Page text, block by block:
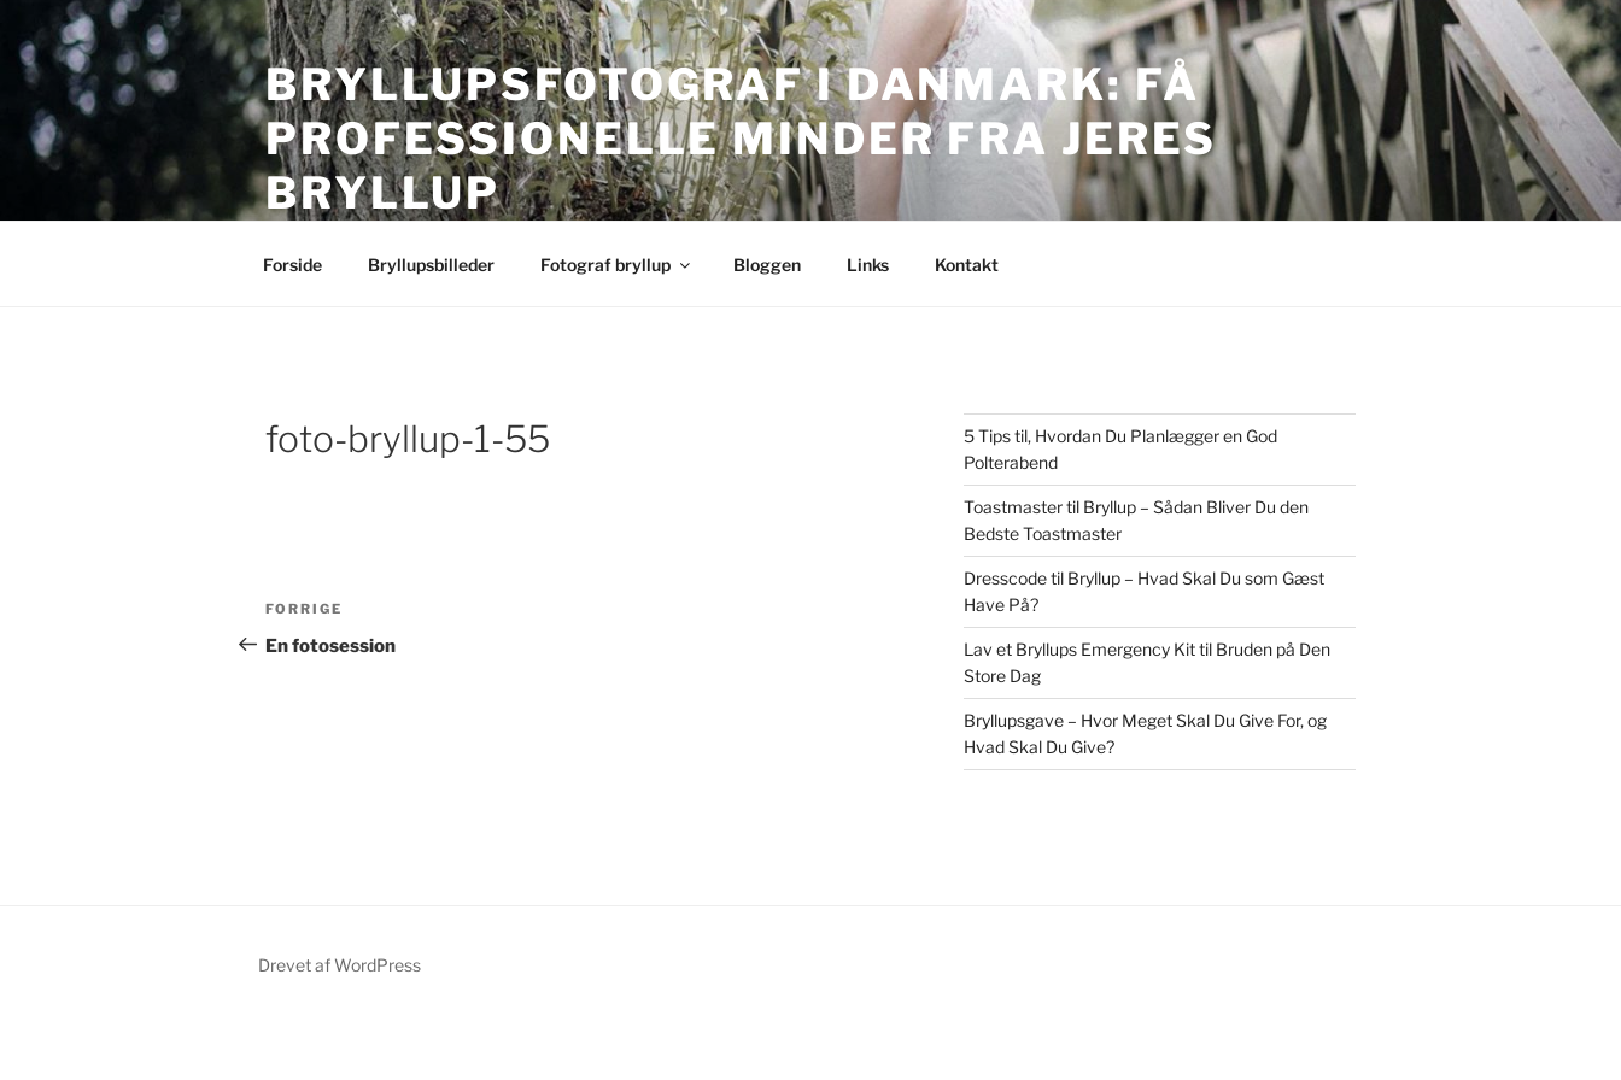
indhold
BRYLLUPSFOTOGRAF I DANMARK: FÅ
PROFESSIONELLE MINDER FRA JERES
BRYLLUP
Forside Bryllupsbilleder Fotograf bryllup Bloggen Links Kontakt
foto-bryllup-1-55
Indlægsnavigation
Forrige
indlæg
FORRIGE
En fotosession
5 Tips til, Hvordan Du Planlægger en God
Polterabend
Toastmaster til Bryllup – Sådan Bliver Du den
Bedste Toastmaster
Dresscode til Bryllup – Hvad Skal Du som Gæst
Have På?
Lav et Bryllups Emergency Kit til Bruden på Den
Store Dag
Bryllupsgave – Hvor Meget Skal Du Give For, og
Hvad Skal Du Give?
Drevet af WordPress